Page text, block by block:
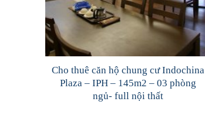
Cho thuê căn hộ chung cư Indochina
Plaza – IPH – 145m2 – 03 phòng
ngủ- full nội thất